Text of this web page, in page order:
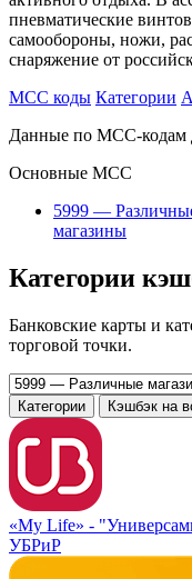
пневматические
самообороны, ножи,
снаряжение от
MCC коды Категории
Данные по MCC-кодам
Основные MCC
5999 —
магазины
Категории
Банковские карты и
торговой точки.
Категории Кэшбэк на
«My Life» -
УБРиР